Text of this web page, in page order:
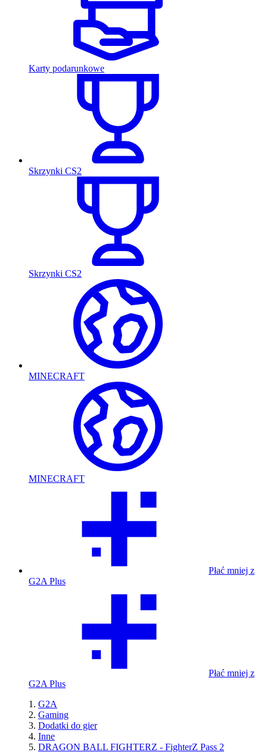
Karty podarunkowe
Skrzynki CS2
Skrzynki CS2
MINECRAFT
MINECRAFT
Płać mniej z
G2A Plus
Płać mniej z
G2A Plus
G2A
Gaming
Dodatki do gier
Inne
DRAGON BALL FIGHTERZ - FighterZ Pass 2